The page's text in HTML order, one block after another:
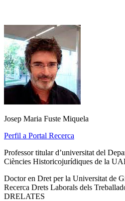
Josep Maria Fuste Miquela
Perfil a Portal Recerca
Professor titular d’universitat del
Ciències Historicojurídiques de la
Doctor en Dret per la Universitat de
Recerca Drets Laborals dels
DRELATES